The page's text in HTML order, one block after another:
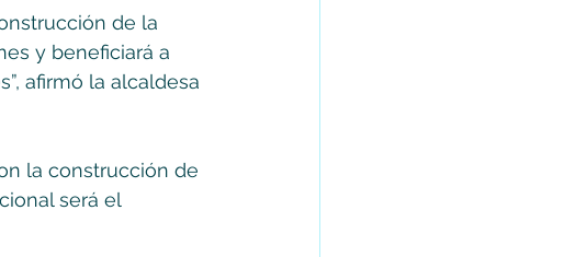
de la
y beneficiará a
afirmó la alcaldesa
la construcción de
será el